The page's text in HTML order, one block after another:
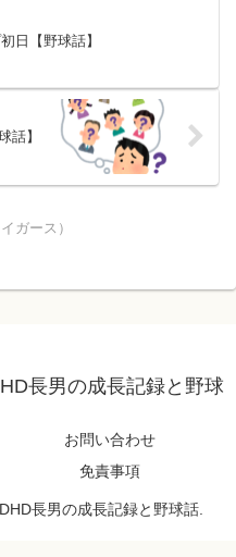
日【野球話】
話】
ガース）
長男の成長記録と野球
お問い合わせ
免責事項
長男の成長記録と野球話.